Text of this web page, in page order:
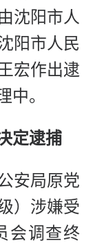
沈阳市人
阳市人民
宏作出逮
中。
定逮捕
安局原党
）涉嫌受
会调查终